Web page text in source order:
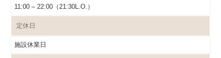
11:00 – 22:00（21:30L.O.）
定休日
施設休業日